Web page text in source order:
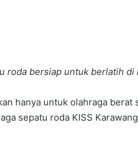
roda bersiap untuk berlatih di
hanya untuk olahraga berat
sepatu roda KISS